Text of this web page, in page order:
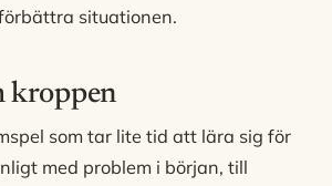
situationen.
kroppen
som tar lite tid att lära sig för
med problem i början, till